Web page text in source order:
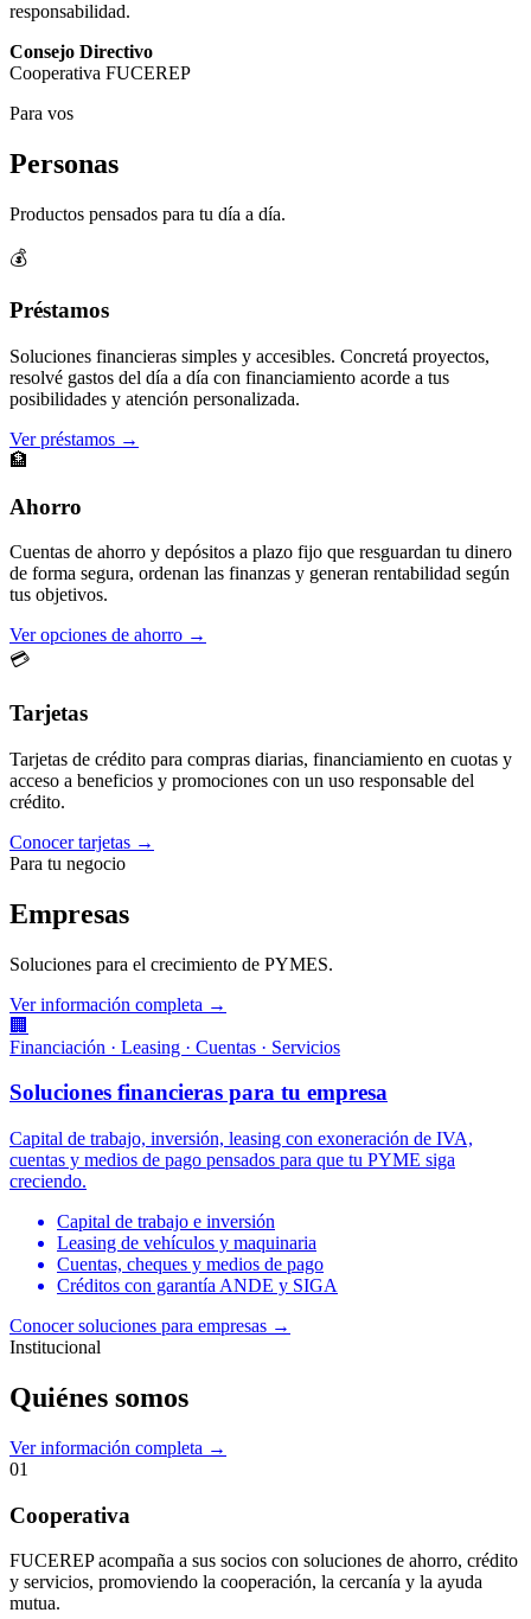
responsabilidad.
Consejo Directivo
Cooperativa FUCEREP
Para vos
Personas
Productos pensados para tu día a día.
💰
Préstamos
Soluciones financieras simples y accesibles. Concretá proyectos,
resolvé gastos del día a día con financiamiento acorde a tus
posibilidades y atención personalizada.
Ver préstamos →
🏦
Ahorro
Cuentas de ahorro y depósitos a plazo fijo que resguardan tu dinero
de forma segura, ordenan las finanzas y generan rentabilidad según
tus objetivos.
Ver opciones de ahorro →
💳
Tarjetas
Tarjetas de crédito para compras diarias, financiamiento en cuotas y
acceso a beneficios y promociones con un uso responsable del
crédito.
Conocer tarjetas →
Para tu negocio
Empresas
Soluciones para el crecimiento de PYMES.
Ver información completa →
🏢
Financiación · Leasing · Cuentas · Servicios
Soluciones financieras para tu empresa
Capital de trabajo, inversión, leasing con exoneración de IVA,
cuentas y medios de pago pensados para que tu PYME siga
creciendo.
Capital de trabajo e inversión
Leasing de vehículos y maquinaria
Cuentas, cheques y medios de pago
Créditos con garantía ANDE y SIGA
Conocer soluciones para empresas →
Institucional
Quiénes somos
Ver información completa →
01
Cooperativa
FUCEREP acompaña a sus socios con soluciones de ahorro, crédito
y servicios, promoviendo la cooperación, la cercanía y la ayuda
mutua.